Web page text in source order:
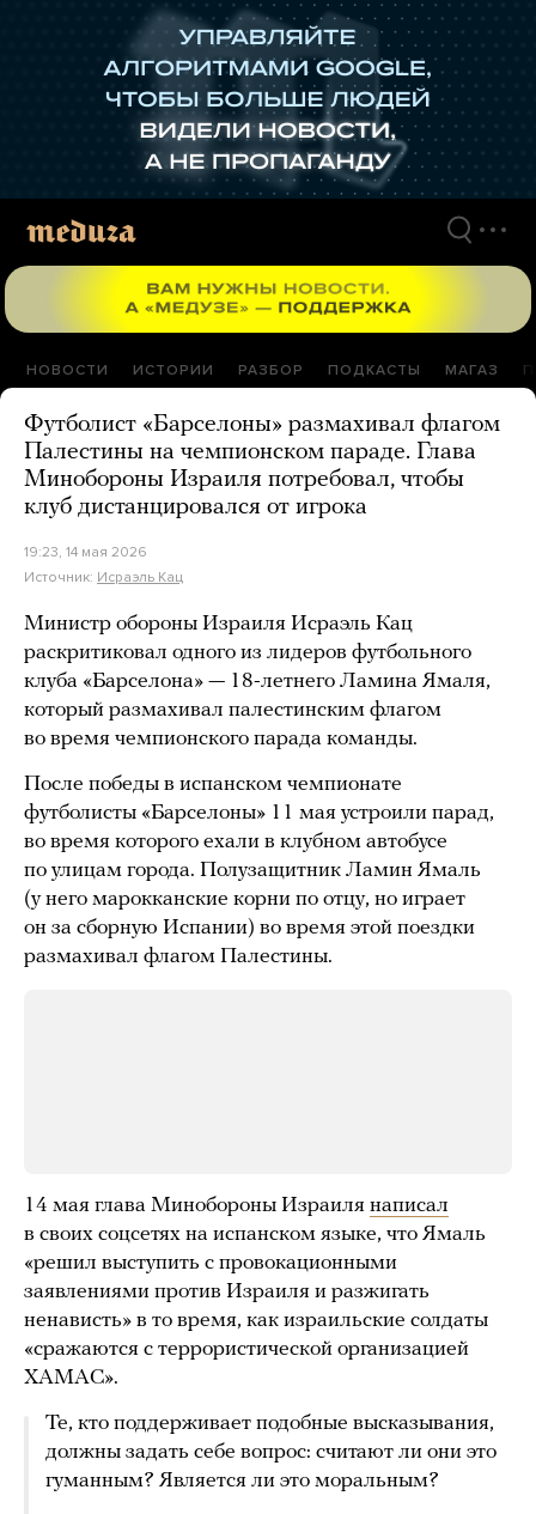
НОВОСТИ ИСТОРИИ РАЗБОР ПОДКАСТЫ МАГАЗ
Футболист «Барселоны» размахивал флагом
Палестины на чемпионском параде. Глава
Минобороны Израиля потребовал, чтобы
клуб дистанцировался от игрока
19:23, 14 мая 2026
Источник: Исраэль Кац
Министр обороны Израиля Исраэль Кац
раскритиковал одного из лидеров футбольного
клуба «Барселона» — 18-летнего Ламина Ямаля,
который размахивал палестинским флагом
во время чемпионского парада команды.
После победы в испанском чемпионате
футболисты «Барселоны» 11 мая устроили парад,
во время которого ехали в клубном автобусе
по улицам города. Полузащитник Ламин Ямаль
(у него марокканские корни по отцу, но играет
он за сборную Испании) во время этой поездки
размахивал флагом Палестины.
14 мая глава Минобороны Израиля написал
в своих соцсетях на испанском языке, что Ямаль
«решил выступить с провокационными
заявлениями против Израиля и разжигать
ненависть» в то время, как израильские солдаты
«сражаются с террористической организацией
ХАМАС».
Те, кто поддерживает подобные высказывания,
должны задать себе вопрос: считают ли они это
гуманным? Является ли это моральным?